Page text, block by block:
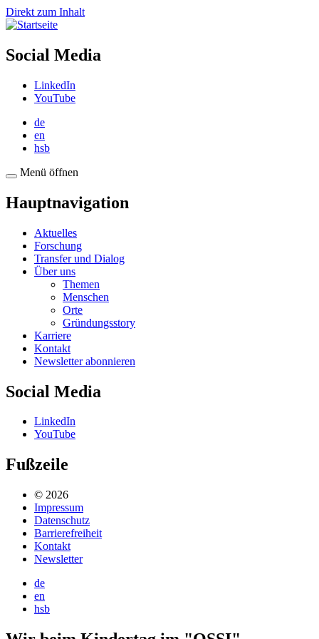
Direkt zum Inhalt
Social Media
LinkedIn
YouTube
de
en
hsb
Menü öffnen
Hauptnavigation
Aktuelles
Forschung
Transfer und Dialog
Über uns
Themen
Menschen
Orte
Gründungsstory
Karriere
Kontakt
Newsletter abonnieren
Social Media
LinkedIn
YouTube
Fußzeile
© 2026
Impressum
Datenschutz
Barrierefreiheit
Kontakt
Newsletter
de
en
hsb